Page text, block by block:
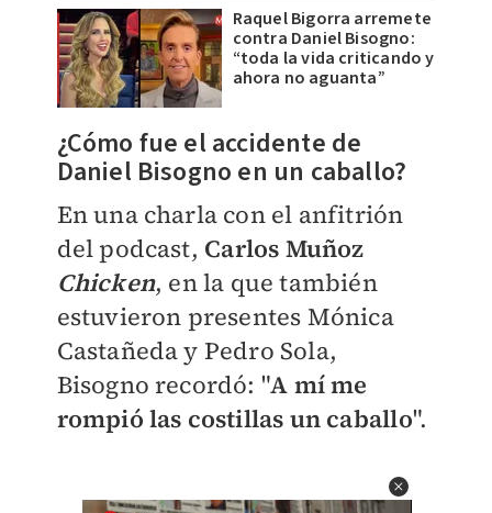
Raquel Bigorra arremete
contra Daniel Bisogno:
“toda la vida criticando y
ahora no aguanta”
¿Cómo fue el accidente de
Daniel Bisogno en un caballo?
En una charla con el anfitrión
del podcast, Carlos Muñoz
Chicken, en la que también
estuvieron presentes Mónica
Castañeda y Pedro Sola,
Bisogno recordó: "A mí me
rompió las costillas un caballo".